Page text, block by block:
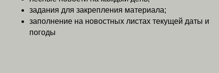
задания для закрепления материала;
заполнение на новостных листах текущей даты и
погоды